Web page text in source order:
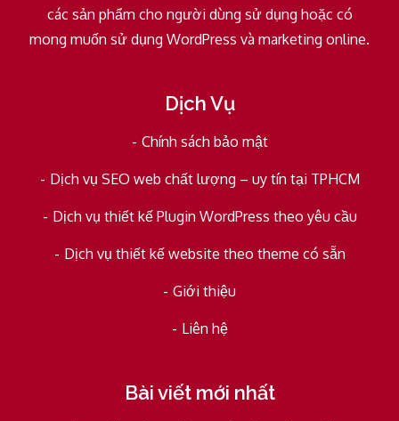
các sản phẩm cho người dùng sử dụng hoặc có
mong muốn sử dụng WordPress và marketing online.
Dịch Vụ
Chính sách bảo mật
Dịch vụ SEO web chất lượng – uy tín tại TPHCM
Dịch vụ thiết kế Plugin WordPress theo yêu cầu
Dịch vụ thiết kế website theo theme có sẵn
Giới thiệu
Liên hệ
Bài viết mới nhất